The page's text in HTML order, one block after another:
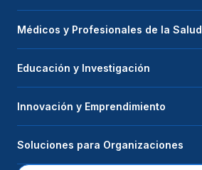
Médicos y Profesionales de la Salud
Educación y Investigación
Innovación y Emprendimiento
Soluciones para Organizaciones